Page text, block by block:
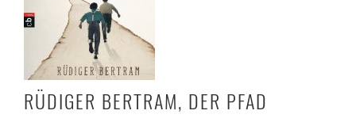
RÜDIGER BERTRAM, DER PFAD